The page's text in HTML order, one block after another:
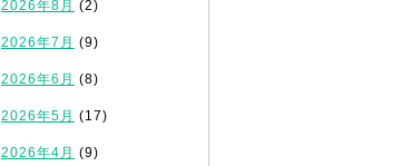
2026年8月 (2)
2026年7月 (9)
2026年6月 (8)
2026年5月 (17)
2026年4月 (9)